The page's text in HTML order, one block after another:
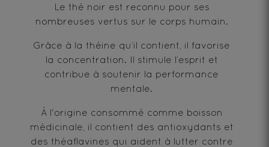
Le thé noir est reconnu pour ses
nombreuses vertus sur le corps humain.
Grâce à la théine qu’il contient, il favorise
la concentration. Il stimule l’esprit et
contribue à soutenir la performance
mentale.
À l'origine consommé comme boisson
médicinale, il contient des antioxydants et
des théaflavines qui aident à lutter contre